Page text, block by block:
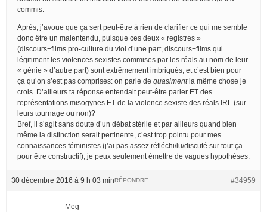
commis.
Après, j’avoue que ça sert peut-être à rien de clarifier ce qui me semble
donc être un malentendu, puisque ces deux « registres »
(discours+films pro-culture du viol d’une part, discours+films qui
légitiment les violences sexistes commises par les réals au nom de leur
« génie » d’autre part) sont extrêmement imbriqués, et c’est bien pour
ça qu’on s’est pas comprises: on parle de quasimentla même chose je
crois. D’ailleurs ta réponse entendait peut-être parler ET des
représentations misogynes ET de la violence sexiste des réals IRL (sur
leurs tournage ou non)?
Bref, il s’agit sans doute d’un débat stérile et par ailleurs quand bien
même la distinction serait pertinente, c’est trop pointu pour mes
connaissances féministes (j’ai pas assez réfléchi/lu/discuté sur tout ça
pour être constructif), je peux seulement émettre de vagues hypothèses.
30 décembre 2016 à 9 h 03 min #34959
RÉPONDRE
Meg